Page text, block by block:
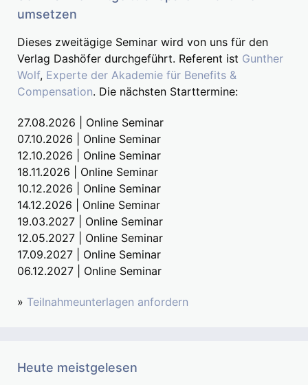
umsetzen
Dieses zweitägige Seminar wird von uns für den
Verlag Dashöfer durchgeführt. Referent ist Gunther
Wolf, Experte der Akademie für Benefits &
Compensation. Die nächsten Starttermine:
27.08.2026 | Online Seminar
07.10.2026 | Online Seminar
12.10.2026 | Online Seminar
18.11.2026 | Online Seminar
10.12.2026 | Online Seminar
14.12.2026 | Online Seminar
19.03.2027 | Online Seminar
12.05.2027 | Online Seminar
17.09.2027 | Online Seminar
06.12.2027 | Online Seminar
» Teilnahmeunterlagen anfordern
Heute meistgelesen